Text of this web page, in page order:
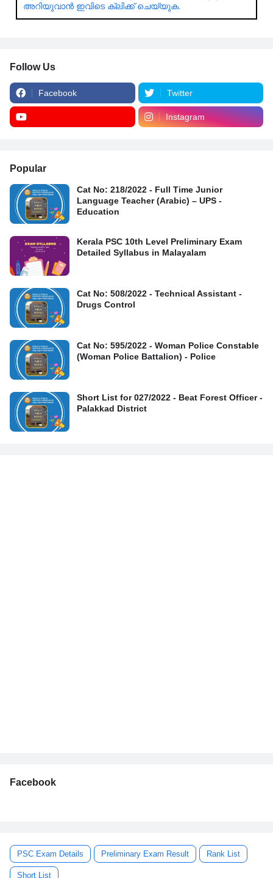
അറിയുവാൻ ഇവിടെ ക്ലിക്ക് ചെയ്യുക.
Follow Us
Facebook Twitter
Instagram
Popular
Cat No: 218/2022 - Full Time Junior
Language Teacher (Arabic) – UPS -
Education
Kerala PSC 10th Level Preliminary Exam
Detailed Syllabus in Malayalam
Cat No: 508/2022 - Technical Assistant -
Drugs Control
Cat No: 595/2022 - Woman Police Constable
(Woman Police Battalion) - Police
Short List for 027/2022 - Beat Forest Officer -
Palakkad District
Facebook
PSC Exam Details Preliminary Exam Result Rank List
Short List